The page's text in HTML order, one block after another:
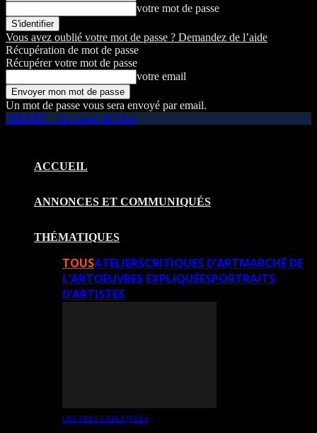
votre mot de passe
Vous avez oublié votre mot de passe ? Demandez de l’aide
Récupération de mot de passe
Récupérer votre mot de passe
votre email
Un mot de passe vous sera envoyé par email.
HEART – Au coeur de l'Art
ACCUEIL
ANNONCES ET COMMUNIQUÉS
THÉMATIQUES
TOUSATELIERSCRITIQUES D’ARTMARCHÉ DE
L’ARTOEUVRES EXPLIQUÉESPORTRAITS
D’ARTISTES
OEUVRES EXPLIQUÉES